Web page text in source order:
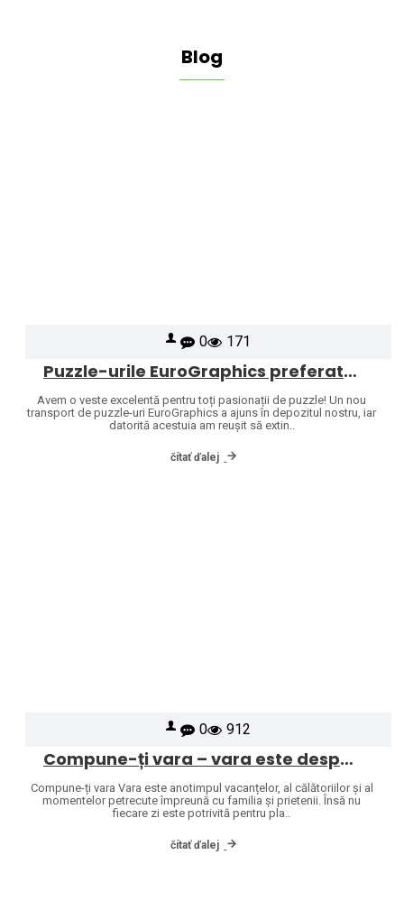
Blog
0 171
Puzzle-urile EuroGraphics preferate sunt din nou în stoc – ne-am extins oferta cu și mai multe modele!
Avem o veste excelentă pentru toți pasionații de puzzle! Un nou
transport de puzzle-uri EuroGraphics a ajuns în depozitul nostru, iar
datorită acestuia am reușit să extin..
čítať ďalej
0 912
Compune-ți vara – vara este despre puzzle-uri
Compune-ți vara Vara este anotimpul vacanțelor, al călătoriilor și al
momentelor petrecute împreună cu familia și prietenii. Însă nu
fiecare zi este potrivită pentru pla..
čítať ďalej